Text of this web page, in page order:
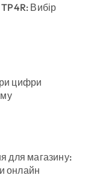
Вибір
цифри
для магазину:
онлайн